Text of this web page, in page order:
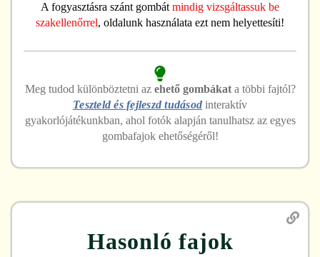
A fogyasztásra szánt gombát mindig vizsgáltassuk be
szakellenőrrel, oldalunk használata ezt nem helyettesíti!
Meg tudod különböztetni az ehetőgombákata többi fajtól?
Teszteld és fejleszd tudásod interaktív
gyakorlójátékunkban, ahol fotók alapján tanulhatsz az egyes
gombafajok ehetőségéről!
Hasonló fajok